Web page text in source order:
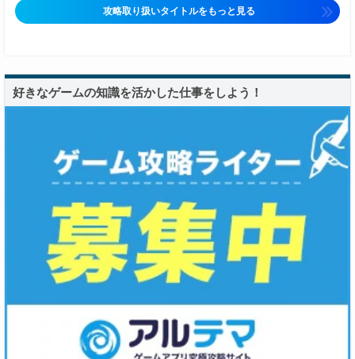
攻略取り扱いタイトルをもっと見る
好きなゲームの知識を活かした仕事をしよう！